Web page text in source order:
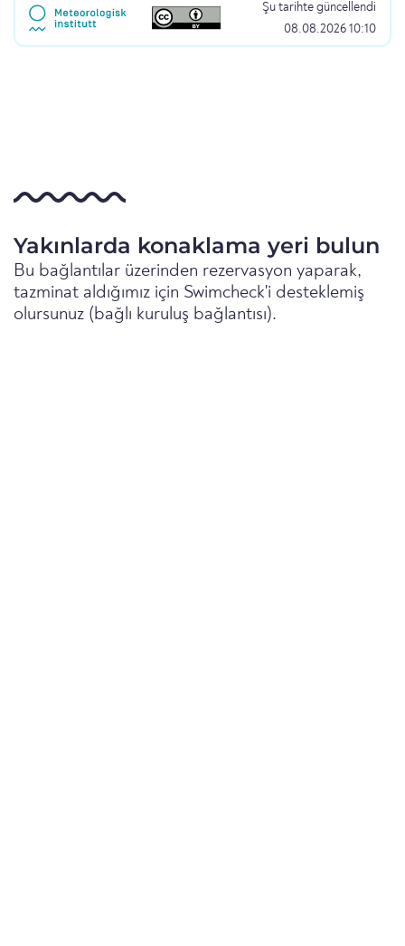
Şu tarihte güncellendi
08.08.2026 10:10
Yakınlarda konaklama yeri bulun
Bu bağlantılar üzerinden rezervasyon yaparak,
tazminat aldığımız için Swimcheck'i desteklemiş
olursunuz (bağlı kuruluş bağlantısı).